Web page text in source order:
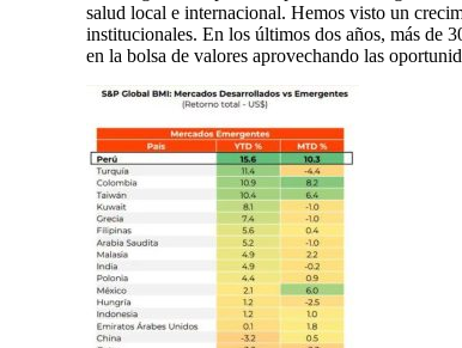
salud local e internacional. Hemos visto un
institucionales. En los últimos dos años, más de
en la bolsa de valores aprovechando las